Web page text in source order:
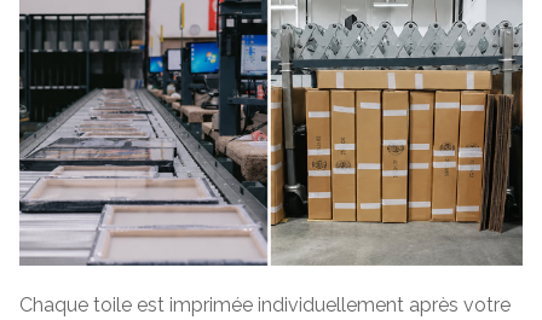
Chaque toile est imprimée individuellement après votre